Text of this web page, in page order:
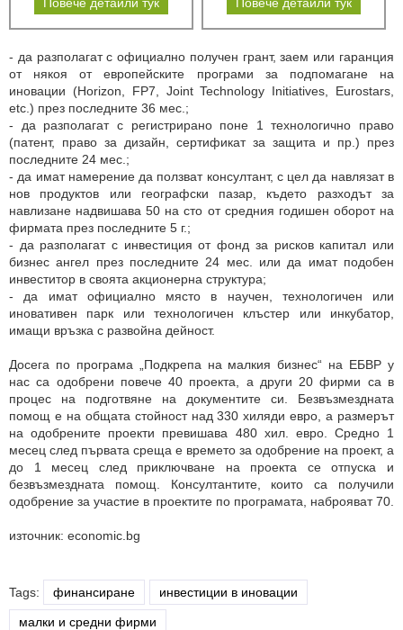
- да разполагат с официално получен грант, заем или гаранция
от някоя от европейските програми за подпомагане на
иновации (Horizon, FP7, Joint Technology Initiatives, Eurostars,
etc.) през последните 36 мес.;
- да разполагат с регистрирано поне 1 технологично право
(патент, право за дизайн, сертификат за защита и пр.) през
последните 24 мес.;
- да имат намерение да ползват консултант, с цел да навлязат в
нов продуктов или географски пазар, където разходът за
навлизане надвишава 50 на сто от средния годишен оборот на
фирмата през последните 5 г.;
- да разполагат с инвестиция от фонд за рисков капитал или
бизнес ангел през последните 24 мес. или да имат подобен
инвеститор в своята акционерна структура;
- да имат официално място в научен, технологичен или
иновативен парк или технологичен клъстер или инкубатор,
имащи връзка с развойна дейност.
Досега по програма „Подкрепа на малкия бизнес“ на ЕБВР у
нас са одобрени повече 40 проекта, а други 20 фирми са в
процес на подготвяне на документите си. Безвъзмездната
помощ е на общата стойност над 330 хиляди евро, а размерът
на одобрените проекти превишава 480 хил. евро. Средно 1
месец след първата среща е времето за одобрение на проект, а
до 1 месец след приключване на проекта се отпуска и
безвъзмездната помощ. Консултантите, които са получили
одобрение за участие в проектите по програмата, наброяват 70.
източник: economic.bg
Tags: финансиране инвестиции в иновации
малки и средни фирми